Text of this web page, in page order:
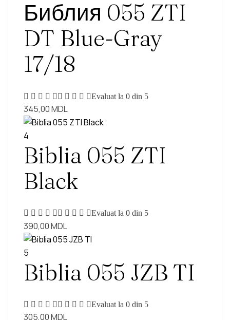
Библия 055 ZTI
DT Blue-Gray
17/18
Evaluat la 0 din 5
345,00MDL
4
Biblia 055 ZTI
Black
Evaluat la 0 din 5
390,00MDL
5
Biblia 055 JZB TI
Evaluat la 0 din 5
305,00MDL